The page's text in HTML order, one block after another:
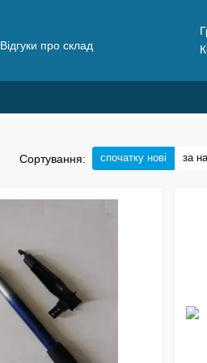
Відгуки про склад
Сортування: спочатку нові за